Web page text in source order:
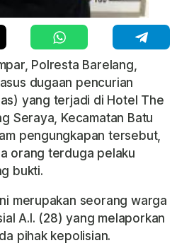
Polresta Barelang,
dugaan pencurian
yang terjadi di Hotel The
Seraya, Kecamatan Batu
pengungkapan tersebut,
orang terduga pelaku
bukti.
merupakan seorang warga
A.I. (28) yang melaporkan
pihak kepolisian.